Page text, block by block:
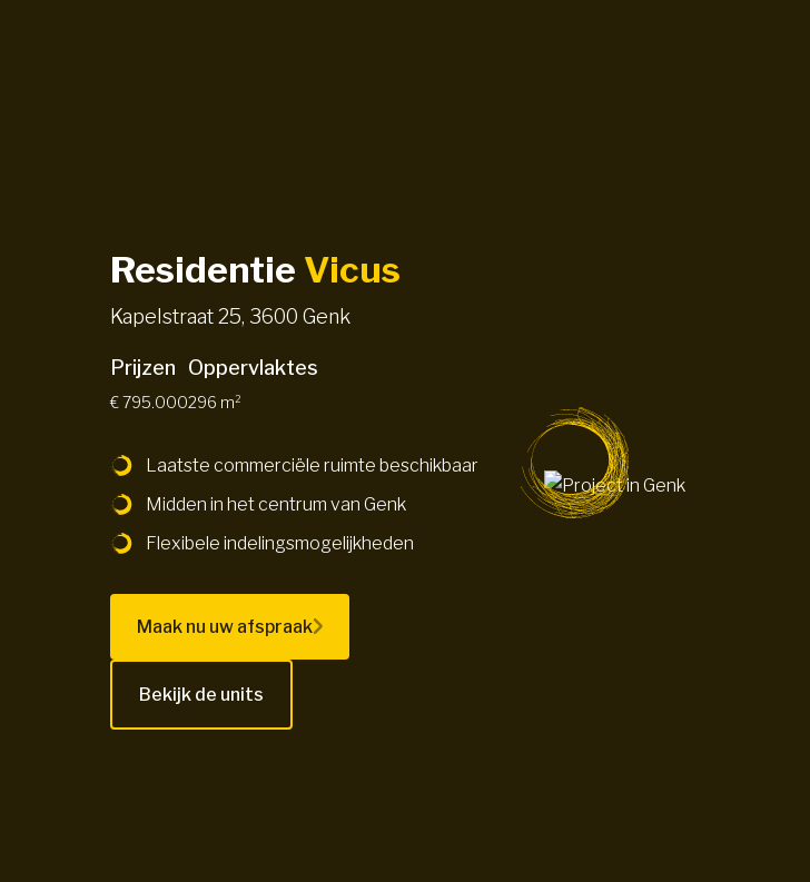
Residentie Vicus
Kapelstraat 25, 3600 Genk
Prijzen
€ 795.000
Oppervlaktes
296 m²
Laatste commerciële ruimte beschikbaar
Midden in het centrum van Genk
Flexibele indelingsmogelijkheden
Maak nu uw afspraak
Bekijk de units